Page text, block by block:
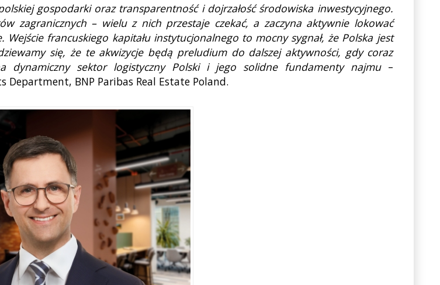
gospodarki oraz transparentność i dojrzałość środowiska inwestycyjnego.
zagranicznych – wielu z nich przestaje czekać, a zaczyna aktywnie lokować
francuskiego kapitału instytucjonalnego to mocny sygnał, że Polska jest
się, że te akwizycje będą preludium do dalszej aktywności, gdy coraz
dynamiczny sektor logistyczny Polski i jego solidne fundamenty najmu–
BNP Paribas Real Estate Poland.